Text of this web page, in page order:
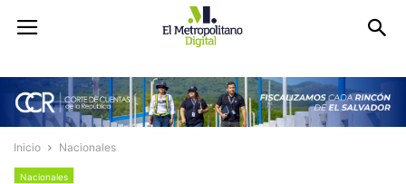
Inicio Nacionales
Nacionales